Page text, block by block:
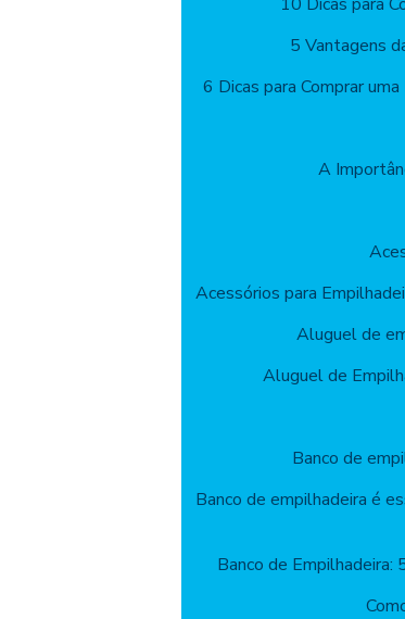
5 Vantagens
6 Dicas para Comprar
A
Acessórios para
Aluguel de
Aluguel de
Banco de
Banco de empilhadeira é
Banco de Empilhadeira: